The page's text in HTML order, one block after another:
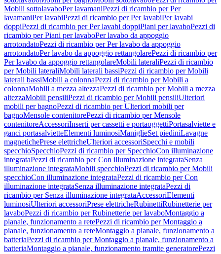
Mobili sottolavaboPer lavamaniPezzi di ricambio per Per
lavamaniPer lavabiPezzi di ricambio per Per lavabiPer lavabi
doppiPezzi di ricambio per Per lavabi doppiPiani per lavaboPezzi di
ricambio per Piani per lavaboPer lavabo da appoggio
arrotondatoPezzi di ricambio per Per lavabo da appoggio
arrotondatoPer lavabo da appoggio rettangolarePezzi di ricambio per
Per lavabo da appoggio rettangolareMobili lateraliPezzi di ricambio
per Mobili lateraliMobili laterali bassiPezzi di ricambio per Mobili
laterali bassiMobili a colonnaPezzi di ricambio per Mobili a
colonnaMobili a mezza altezzaPezzi di ricambio per Mobili a mezza
altezzaMobili pensiliPezzi di ricambio per Mobili pensiliUlteriori
mobili per bagnoPezzi di ricambio per Ulteriori mobili per
bagnoMensole contenitorePezzi di ricambio per Mensole
contenitoreAccessoriInserti per cassetti e portaoggettiPortasalviette e
ganci portasalvietteElementi luminosiManiglieSet piediniLavagne
magnetichePrese elettricheUlteriori accessoriSpecchi e mobili
specchioSpecchioPezzi di ricambio per SpecchioCon illuminazione
integrataPezzi di ricambio per Con illuminazione integrataSenza
illuminazione integrataMobili specchioPezzi di ricambio per Mobili
specchioCon illuminazione integrataPezzi di ricambio per Con
illuminazione integrataSenza illuminazione integrataPezzi di
ricambio per Senza illuminazione integrataAccessoriElementi
luminosiUlteriori accessoriPrese elettricheRubinettiRubinetterie per
lavaboPezzi di ricambio per Rubinetterie per lavaboMontaggio a
pianale, funzionamento a retePezzi di ricambio per Montaggio a
pianale, funzionamento a reteMontaggio a pianale, funzionamento a
batteriaPezzi di ricambio per Montaggio a pianale, funzionamento a
batteriaMontaggio a pianale, funzionamento tramite generatorePezzi